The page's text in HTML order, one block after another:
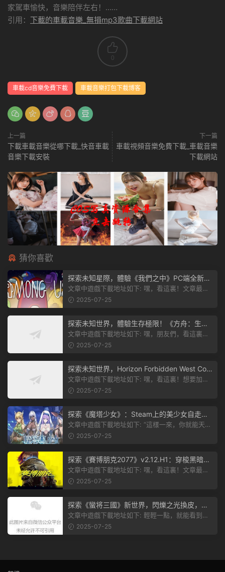
家駕車愉快，音樂陪伴左右！……
引用： 下載的車載音樂_無損mp3歌曲下載網站
0
車載cd音樂免費下載 車載音樂打包下載博客
上一篇
下載車載音樂從哪下載_快音車載
音樂下載安裝
下一篇
車載視頻音樂免費下載_車載音樂
下載網站
猜你喜歡
探索未知星際，體驗《我們之中》PC端全新版
本
文章中遊戲下載地址如下: 嘿，看這裏！文章最後
有個圖片，點一下就能加入我們遊...
2025-07-25
探索未知世界，體驗生存極限！《方舟：生存
飛升》v38.9中文版全新升級！
文章中遊戲下載地址如下: 嘿，朋友們，看這裏！
《方舟：生存飛升》這個遊戲超火...
2025-07-25
探索未知世界，Horizon Forbidden West Com
plete Edition正式發布！
文章中遊戲下載地址如下: 嘿，看這裏！想要加入
遊戲資源分享群，就點文章最後那...
2025-07-25
探索《魔塔少女》：Steam上的美少女自走
棋，戰鬥與策略的雙重盛宴！
文章中遊戲下載地址如下: “這樣一來，你就能天天
2025-07-25
探索《賽博朋克2077》v2.12.H1：穿梭黑暗都
市，感受未來世界的震撼
文章中遊戲下載地址如下: 嘿，看這裏！文章最後
有個圖片，點一下就能加入我們的...
2025-07-25
探索《蠻将三國》新世界，閃爍之光換皮，共
赴手遊盛宴！
文章中遊戲下載地址如下: 輕輕一點，就能看到原
文。 滑動一下屏幕，就能看到...
2025-07-25